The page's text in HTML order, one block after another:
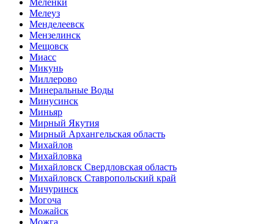
Мелеуз
Менделеевск
Мензелинск
Мещовск
Миасс
Микунь
Миллерово
Минеральные Воды
Минусинск
Миньяр
Мирный Якутия
Мирный Архангельская область
Михайлов
Михайловка
Михайловск Свердловская область
Михайловск Ставропольский край
Мичуринск
Могоча
Можайск
Можга